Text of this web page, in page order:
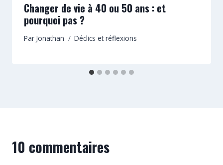
Changer de vie à 40 ou 50 ans : et
pourquoi pas ?
Par Jonathan Déclics et réflexions
10 commentaires